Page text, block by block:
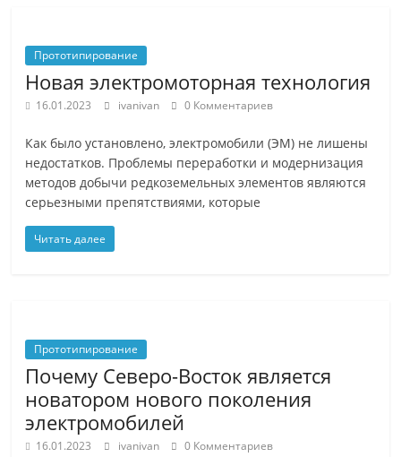
Прототипирование
Новая электромоторная технология
16.01.2023 ivanivan 0 Комментариев
Как было установлено, электромобили (ЭМ) не лишены
недостатков. Проблемы переработки и модернизация
методов добычи редкоземельных элементов являются
серьезными препятствиями, которые
Читать далее
Прототипирование
Почему Северо-Восток является
новатором нового поколения
электромобилей
16.01.2023 ivanivan 0 Комментариев